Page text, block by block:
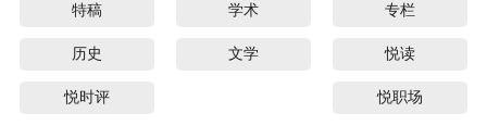
特稿 学术 专栏
历史 文学 悦读
悦时评 悦职场